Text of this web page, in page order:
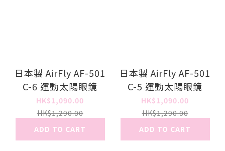
日本製 AirFly AF-501
C-6 運動太陽眼鏡
HK$1,090.00
HK$1,290.00
ADD TO CART
日本製 AirFly AF-501
C-5 運動太陽眼鏡
HK$1,090.00
HK$1,290.00
ADD TO CART